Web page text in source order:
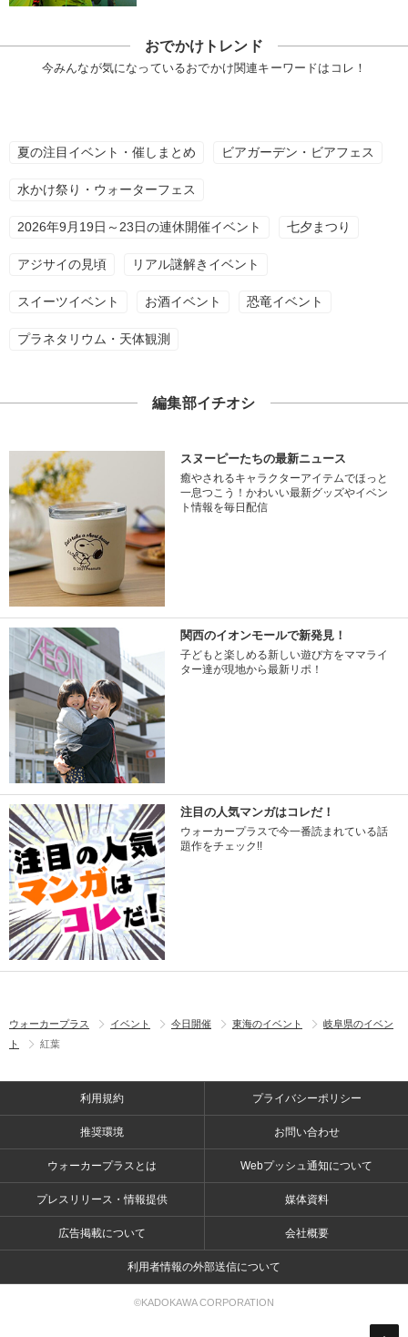
おでかけトレンド
今みんなが気になっているおでかけ関連キーワードはコレ！
夏の注目イベント・催しまとめ ビアガーデン・ビアフェス
水かけ祭り・ウォーターフェス
2026年9月19日～23日の連休開催イベント 七夕まつり
アジサイの見頃 リアル謎解きイベント
スイーツイベント お酒イベント 恐竜イベント
プラネタリウム・天体観測
編集部イチオシ
スヌーピーたちの最新ニュース
癒やされるキャラクターアイテムでほっと
一息つこう！かわいい最新グッズやイベン
ト情報を毎日配信
関西のイオンモールで新発見！
子どもと楽しめる新しい遊び方をママライ
ター達が現地から最新リポ！
注目の人気マンガはコレだ！
ウォーカープラスで今一番読まれている話
題作をチェック!!
ウォーカープラス イベント 今日開催 東海のイベント
岐阜県のイベン
ト
紅葉
利用規約 プライバシーポリシー
推奨環境 お問い合わせ
ウォーカープラスとは Webプッシュ通知について
プレスリリース・情報提供 媒体資料
広告掲載について 会社概要
利用者情報の外部送信について
©KADOKAWA CORPORATION